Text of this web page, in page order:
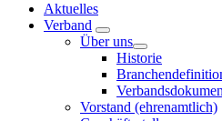
Aktuelles
Verband
Über uns
Historie
Vorstand (ehrenamtlich)